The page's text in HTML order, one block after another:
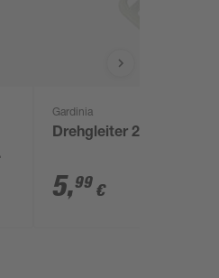
Gardinia
Drehgleiter 20 Stück
5,99 €